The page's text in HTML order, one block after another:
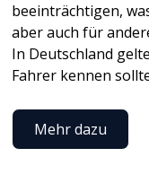
beeinträchtigen,
aber auch für
In Deutschland
Fahrer kennen
Mehr dazu